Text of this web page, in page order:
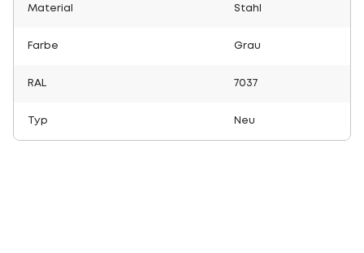
Material Stahl
Farbe Grau
RAL 7037
Typ Neu